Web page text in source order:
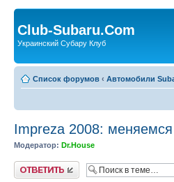
Club-Subaru.Com
Украинский Субару Клуб
Список форумов ‹ Автомобили
Impreza 2008:
Модератор: Dr.House
Ответить